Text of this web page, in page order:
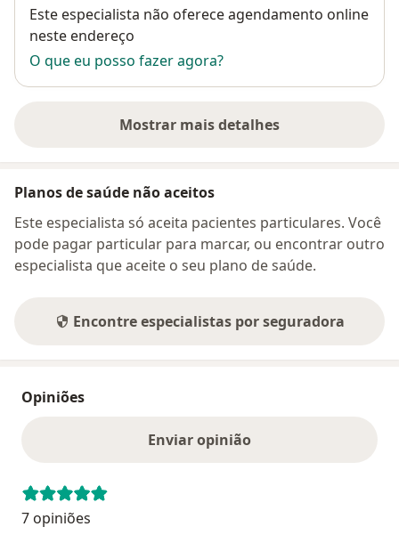
Disponibilidade
Este especialista não oferece agendamento online
neste endereço
O que eu posso fazer agora?
Mostrar mais detalhes
sobre o endereço
Planos de saúde não aceitos
Este especialista só aceita pacientes particulares. Você
pode pagar particular para marcar, ou encontrar outro
especialista que aceite o seu plano de saúde.
Encontre especialistas por seguradora
Opiniões
Enviar opinião
7 opiniões